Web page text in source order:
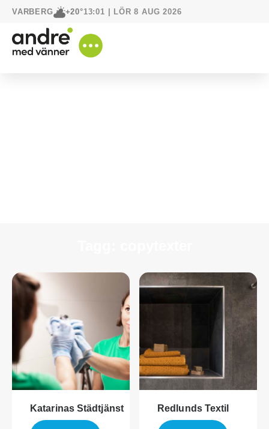
VARBERG +20°13:01 | LÖR 8 AUG 2026
Katarinas Städtjänst Redlunds Textil